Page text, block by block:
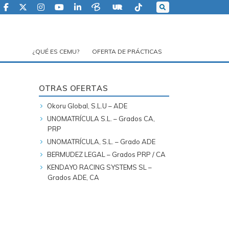
¿QUÉ ES CEMU? OFERTA DE PRÁCTICAS
OTRAS OFERTAS
Okoru Global, S.L.U – ADE
UNOMATRÍCULA S.L. – Grados CA,
PRP
UNOMATRÍCULA, S.L. – Grado ADE
BERMUDEZ LEGAL – Grados PRP / CA
KENDAYO RACING SYSTEMS SL –
Grados ADE, CA